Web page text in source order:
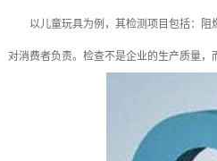
以儿童玩具为例，其检测项目包括：
对消费者负责。检查不是企业的生产质量，